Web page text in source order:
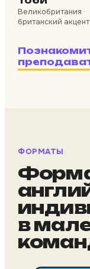
Великобритания ·
британский акцент
ФОРМАТЫ
в